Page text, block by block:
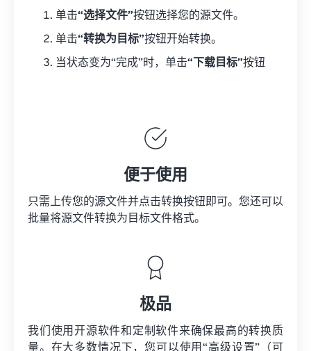
单击“选择文件”按钮选择您的源文件。
单击“转换为目标”按钮开始转换。
当状态变为“完成”时，单击“下载目标”按钮
便于使用
只需上传您的源文件并点击转换按钮即可。您还可以
批量将源文件转换为目标文件格式。
极品
我们使用开源软件和定制软件来确保最高的转换质